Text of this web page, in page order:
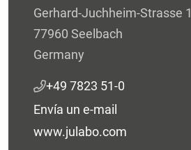
Gerhard-Juchheim-Strasse 1
77960 Seelbach
Germany
+49 7823 51-0
Envía un e-mail
www.julabo.com